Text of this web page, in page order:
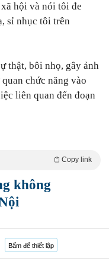
hội và nói tôi đe
sỉ nhục tôi trên
thật, bôi nhọ, gây ảnh
chức năng vào
liên quan đến đoạn
Copy link
không
Bấm để thiết lập